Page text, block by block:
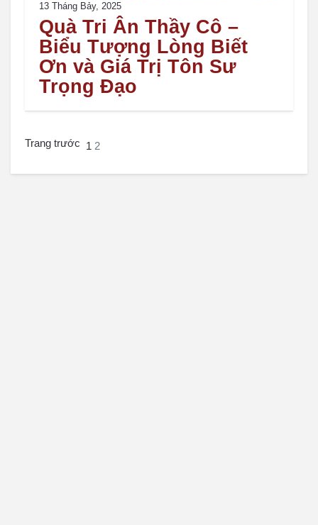
13 Tháng Bảy, 2025
Quà Tri Ân Thầy Cô –
Biểu Tượng Lòng Biết
Ơn và Giá Trị Tôn Sư
Trọng Đạo
Trang trước 1 2